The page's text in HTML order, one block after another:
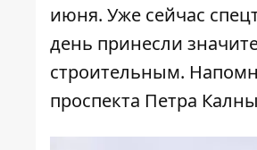
июня. Уже сейчас
день принесли
строительным.
проспекта Петра